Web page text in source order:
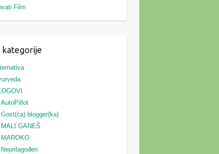
Film
kategorije
AutoPillot
Gost(ća) blogger(ka)
MALI GANEŠ
MAROKO
Neprilagođen